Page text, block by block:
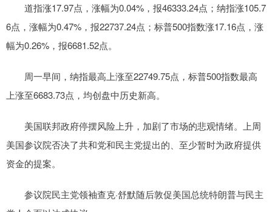
道指涨17.97点，涨幅为0.04%，报46333.24点；纳指涨105.7
6点，涨幅为0.47%，报22737.24点；标普500指数涨17.16点，涨
幅为0.26%，报6681.52点。
周一早间，纳指最高上涨至22749.75点，标普500指数最高
上涨至6683.73点，均创盘中历史新高。
美国联邦政府停摆风险上升，加剧了市场的悲观情绪。上周
美国参议院否决了共和党和民主党提出的、至少暂时为政府提供
资金的提案。
参议院民主党领袖查克·舒默随后敦促美国总统特朗普与民主